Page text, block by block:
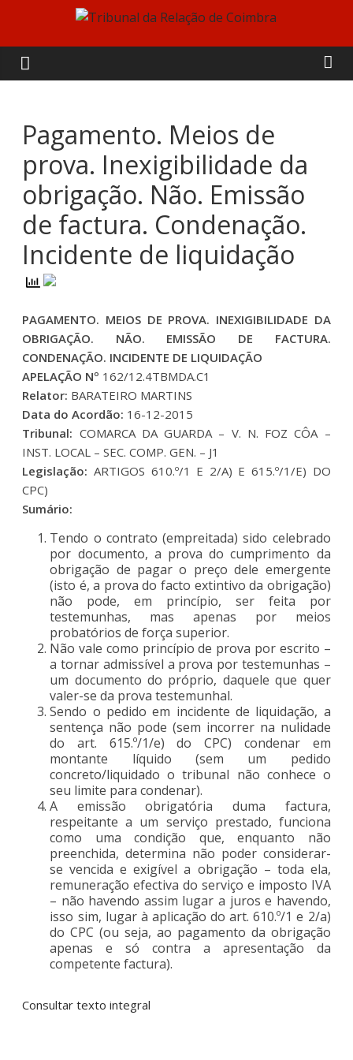
content
Tribunal
da
Relação
de
Coimbra
Pagamento. Meios de
prova. Inexigibilidade da
obrigação. Não. Emissão
de factura. Condenação.
Incidente de liquidação
PAGAMENTO. MEIOS DE PROVA. INEXIGIBILIDADE DA
OBRIGAÇÃO. NÃO. EMISSÃO DE FACTURA.
CONDENAÇÃO. INCIDENTE DE LIQUIDAÇÃO
APELAÇÃO Nº 162/12.4TBMDA.C1
Relator: BARATEIRO MARTINS
Data do Acordão: 16-12-2015
Tribunal: COMARCA DA GUARDA – V. N. FOZ CÔA –
INST. LOCAL – SEC. COMP. GEN. – J1
Legislação:ARTIGOS 610.º/1 E 2/A) E 615.º/1/E) DO
CPC)
Sumário:
Tendo o contrato (empreitada) sido celebrado
por documento, a prova do cumprimento da
obrigação de pagar o preço dele emergente
(isto é, a prova do facto extintivo da obrigação)
não pode, em princípio, ser feita por
testemunhas, mas apenas por meios
probatórios de força superior.
Não vale como princípio de prova por escrito –
a tornar admissível a prova por testemunhas –
um documento do próprio, daquele que quer
valer-se da prova testemunhal.
Sendo o pedido em incidente de liquidação, a
sentença não pode (sem incorrer na nulidade
do art. 615.º/1/e) do CPC) condenar em
montante líquido (sem um pedido
concreto/liquidado o tribunal não conhece o
seu limite para condenar).
A emissão obrigatória duma factura,
respeitante a um serviço prestado, funciona
como uma condição que, enquanto não
preenchida, determina não poder considerar-
se vencida e exigível a obrigação – toda ela,
remuneração efectiva do serviço e imposto IVA
– não havendo assim lugar a juros e havendo,
isso sim, lugar à aplicação do art. 610.º/1 e 2/a)
do CPC (ou seja, ao pagamento da obrigação
apenas e só contra a apresentação da
competente factura).
Consultar texto integral